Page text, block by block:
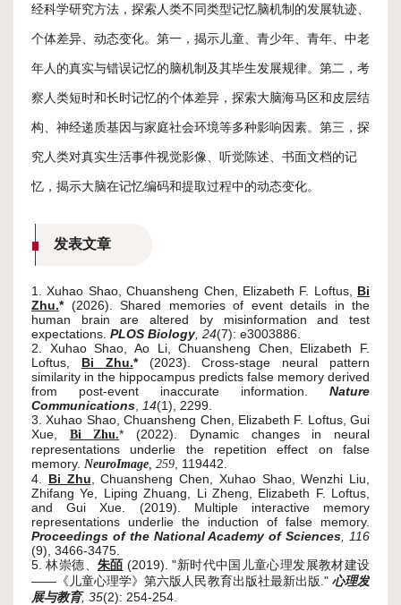
经科学研究方法，探索人类不同类型记忆脑机制的发展轨迹、
个体差异、动态变化。第一，揭示儿童、青少年、青年、中老
年人的真实与错误记忆的脑机制及其毕生发展规律。第二，考
察人类短时和长时记忆的个体差异，探索大脑海马区和皮层结
构、神经递质基因与家庭社会环境等多种影响因素。第三，探
究人类对真实生活事件视觉影像、听觉陈述、书面文档的记
忆，揭示大脑在记忆编码和提取过程中的动态变化。
发表文章
1. Xuhao Shao, Chuansheng Chen, Elizabeth F. Loftus, Bi
Zhu.*(2026). Shared memories of event details in the
human brain are altered by misinformation and test
expectations. PLOS Biology 24(7): e3003886.
2. Xuhao Shao, Ao Li, Chuansheng Chen, Elizabeth F.
Loftus, Bi Zhu.* (2023). Cross-stage neural pattern
similarity in the hippocampus predicts false memory derived
from post-event inaccurate information. Nature
Communications
14(1), 2299.
3.Xuhao Shao, Chuansheng Chen, Elizabeth F. Loftus, Gui
Xue, Bi Zhu.* (2022). Dynamic changes in neural
representations underlie the repetition effect on false
memory. NeuroImage , 259 , 119442.
4. Bi Zhu , Chuansheng Chen, Xuhao Shao, Wenzhi Liu,
Zhifang Ye, Liping Zhuang, Li Zheng, Elizabeth F. Loftus,
and Gui Xue. (2019). Multiple interactive memory
representations underlie the induction of false memory.
Proceedings of the National Academy of Sciences , 116
(9), 3466-3475.
5.林崇德、 朱皕 (2019). "新时代中国儿童心理发展教材建设
——《儿童心理学》第六版人民教育出版社最新出版." 心理发
展与教育, 35(2): 254-254.